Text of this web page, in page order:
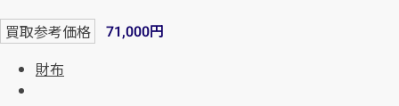
買取参考価格 71,000円
財布